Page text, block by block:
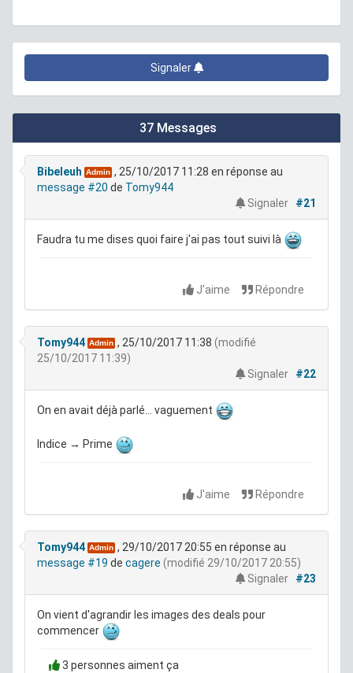
Signaler
37 Messages
Bibeleuh Admin , 25/10/2017 11:28 en réponse au
message #20 de Tomy944
Signaler
#21
Faudra tu me dises quoi faire j'ai pas tout suivi là
J'aime Répondre
Tomy944 Admin , 25/10/2017 11:38 (modifié
25/10/2017 11:39)
Signaler
#22
On en avait déjà parlé... vaguement
Indice → Prime
J'aime Répondre
Tomy944 Admin , 29/10/2017 20:55 en réponse au
message #19 de cagere (modifié 29/10/2017 20:55)
Signaler
#23
On vient d'agrandir les images des deals pour
commencer
3 personnes aiment ça